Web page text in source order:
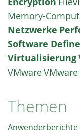
Memory-
Netzwerke
Software
Virtualisierung
VMware
Themen
Anwenderberichte